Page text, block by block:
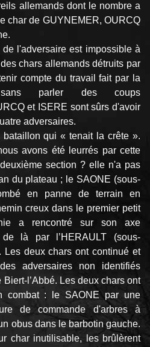
allemands dont le nombre a
char de GUYNEMER, OURCQ
l'adversaire est impossible à
chars allemands détruits par
compte du travail fait par la
sans parler des coups
et ISERE sont sûrs d'avoir
adversaires.
bataillon qui « tenait la crête ».
avons été leurrés par cette
section ? elle n'a pas
du plateau ; le SAONE (sous-
en panne de terrain en
creux dans le premier petit
a rencontré sur son axe
là par l’HERAULT (sous-
Les deux chars ont continué et
adversaires non identifiés
l’Abbé. Les deux chars ont
combat : le SAONE par une
de commande d'arbres à
obus dans le barbotin gauche.
char inutilisable, les brûlèrent